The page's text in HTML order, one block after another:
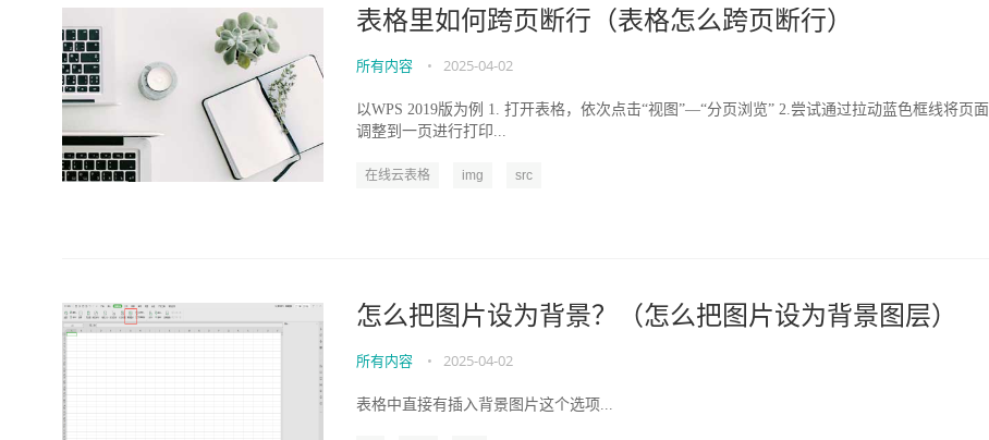
表格里如何跨页断行（表格怎么跨页断行）
所有内容 • 2025-04-02
以WPS 2019版为例 1. 打开表格，依次点击“视图”—“分页浏览” 2.尝试通过拉动蓝色框线将页面
调整到一页进行打印...
在线云表格 img src
怎么把图片设为背景？（怎么把图片设为背景图层）
所有内容 • 2025-04-02
表格中直接有插入背景图片这个选项...